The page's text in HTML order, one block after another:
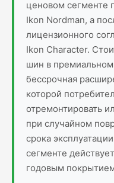
ценовом сегменте
Ikon Nordman, а
лицензионного
Ikon Character.
шин в премиальном
бессрочная
которой
отремонтировать
при случайном
срока
сегменте
годовым